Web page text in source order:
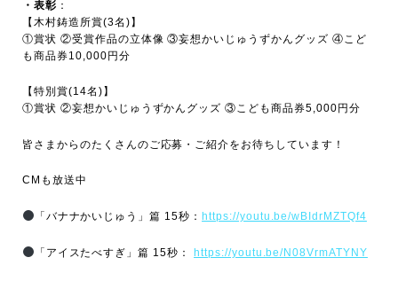
・表彰 ：
【木村鋳造所賞(3名)】
①賞状 ②受賞作品の立体像 ③妄想かいじゅうずかんグッズ ④こど
も商品券10,000円分
【特別賞(14名)】
①賞状 ②妄想かいじゅうずかんグッズ ③こども商品券5,000円分
皆さまからのたくさんのご応募・ご紹介をお待ちしています！
CMも放送中
「バナナかいじゅう」篇 15秒： https://youtu.be/wBIdrMZTQf4
「アイスたべすぎ」篇 15秒：https://youtu.be/N08VrmATYNY